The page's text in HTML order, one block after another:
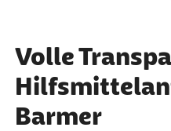
Volle
Barmer